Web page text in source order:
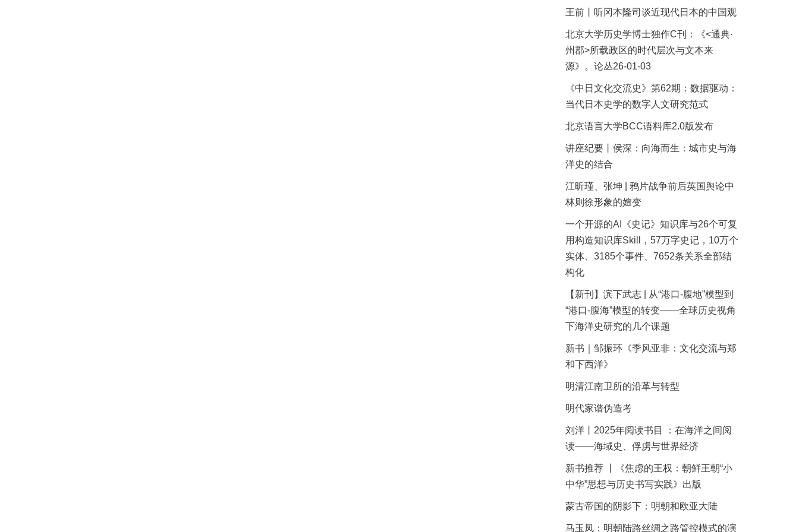
王前丨听冈本隆司谈近现代日本的中国观
北京大学历史学博士独作C刊：《<通典·
州郡>所载政区的时代层次与文本来
源》。论丛26-01-03
《中日文化交流史》第62期：数据驱动：
当代日本史学的数字人文研究范式
北京语言大学BCC语料库2.0版发布
讲座纪要丨侯深：向海而生：城市史与海
洋史的结合
江昕瑾、张坤 | 鸦片战争前后英国舆论中
林则徐形象的嬗变
一个开源的AI《史记》知识库与26个可复
用构造知识库Skill，57万字史记，10万个
实体、3185个事件、7652条关系全部结
构化
【新刊】滨下武志 | 从“港口-腹地”模型到
“港口-腹海”模型的转变——全球历史视角
下海洋史研究的几个课题
新书｜邹振环《季风亚非：文化交流与郑
和下西洋》
明清江南卫所的沿革与转型
明代家谱伪造考
刘洋丨2025年阅读书目 ：在海洋之间阅
读——海域史、俘虏与世界经济
新书推荐 丨《焦虑的王权：朝鲜王朝“小
中华”思想与历史书写实践》出版
蒙古帝国的阴影下：明朝和欧亚大陆
马玉凤：明朝陆路丝绸之路管控模式的演